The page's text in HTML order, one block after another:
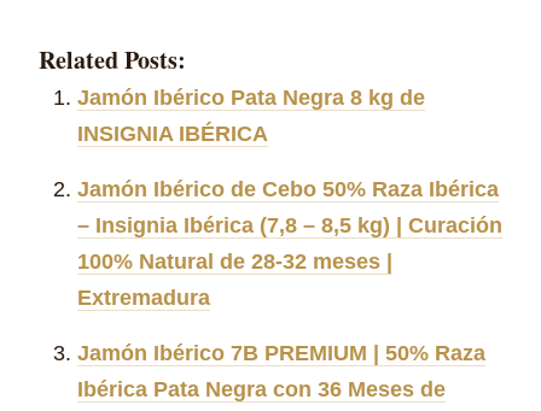
Related Posts:
Jamón Ibérico Pata Negra 8 kg de
INSIGNIA IBÉRICA
Jamón Ibérico de Cebo 50% Raza Ibérica
– Insignia Ibérica (7,8 – 8,5 kg) | Curación
100% Natural de 28-32 meses |
Extremadura
Jamón Ibérico 7B PREMIUM | 50% Raza
Ibérica Pata Negra con 36 Meses de